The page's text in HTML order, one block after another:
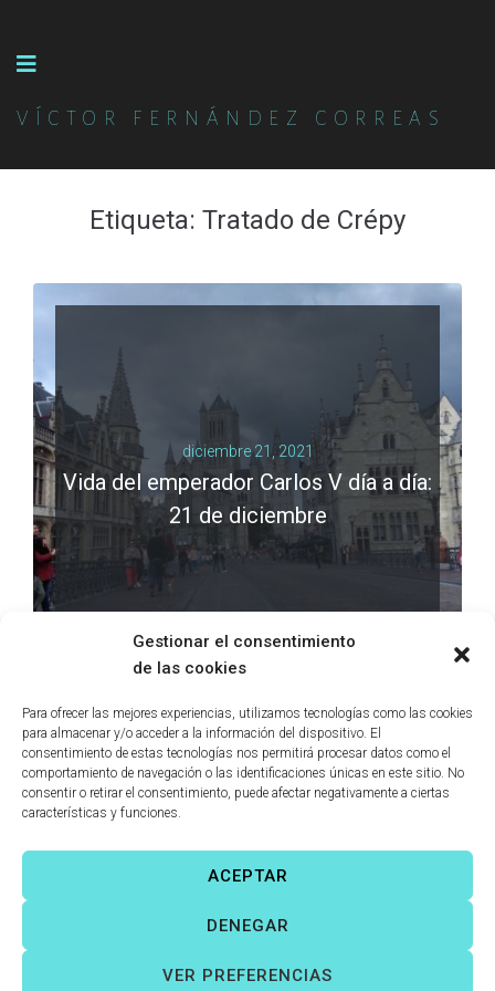
Gestionar el consentimiento
de las cookies
Para ofrecer las mejores experiencias, utilizamos tecnologías como las cookies
para almacenar y/o acceder a la información del dispositivo. El
consentimiento de estas tecnologías nos permitirá procesar datos como el
comportamiento de navegación o las identificaciones únicas en este sitio. No
consentir o retirar el consentimiento, puede afectar negativamente a ciertas
características y funciones.
ACEPTAR
DENEGAR
VER PREFERENCIAS
VÍCTOR FERNÁNDEZ CORREAS
Etiqueta: Tratado de Crépy
diciembre 21, 2021
Vida del emperador Carlos V día a día:
21 de diciembre
LEER MÁS
0 comments
Víctor Fernández Correas
Todos los derechos reservados. |
|Política de cookies